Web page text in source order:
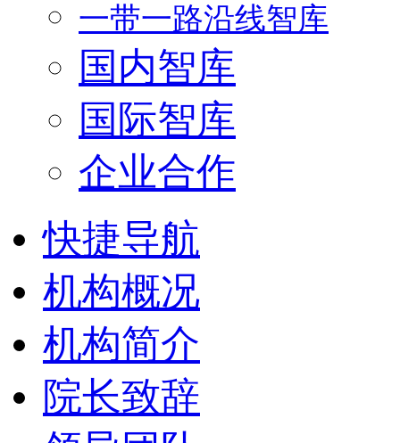
一带一路沿线智库
国内智库
国际智库
企业合作
快捷导航
机构概况
机构简介
院长致辞